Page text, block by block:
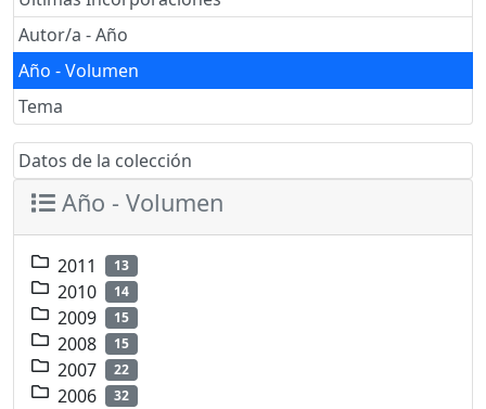
Autor/a - Año
Año - Volumen
Tema
Datos de la colección
Año - Volumen
2011 13
2010 14
2009 15
2008 15
2007 22
2006 32